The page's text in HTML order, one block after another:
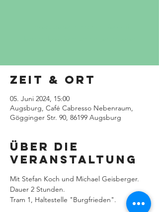
Zeit & Ort
05. Juni 2024, 15:00
Augsburg, Café Cabresso Nebenraum,
Gögginger Str. 90, 86199 Augsburg
Über die
Veranstaltung
Mit Stefan Koch und Michael Geisberger.
Dauer 2 Stunden.
Tram 1, Haltestelle "Burgfrieden".